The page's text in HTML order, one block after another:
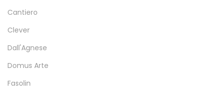
Cantiero
Clever
Dall'Agnese
Domus Arte
Fasolin